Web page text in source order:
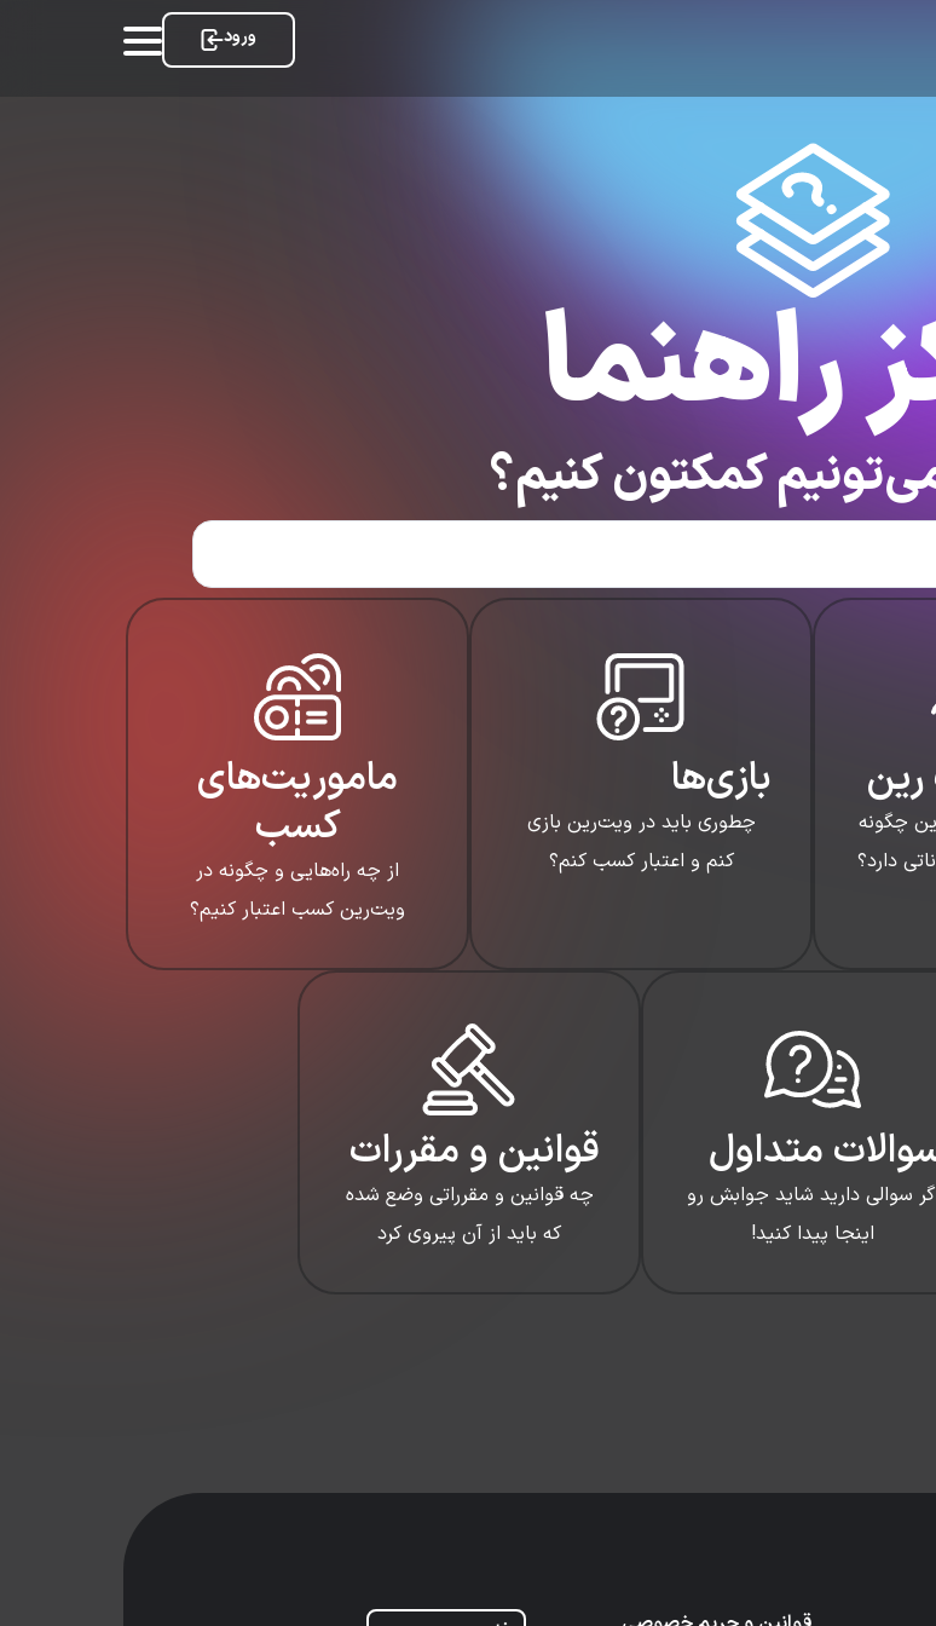
ورود
راهنما
کمکتون کنیم؟
چگونه
دارد؟
بازی‌ها
چطوری باید در ویت‌رین بازی
کنم و اعتبار کسب کنم؟
ماموریت‌های
کسب
از چه راه‌هایی و چگونه در
ویت‌رین کسب اعتبار کنیم؟
متداول
سوالی دارید شاید جوابش رو
اینجا پیدا کنید!
قوانین و مقررات
چه قوانین و مقرراتی وضع شده
که باید از آن پیروی کرد